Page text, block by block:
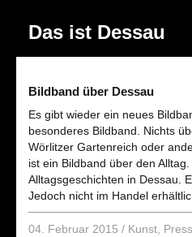
Das ist Dessau
Bildband über Dessau
Es gibt wieder ein neues
besonderes Bildband. Nichts
Wörlitzer Gartenreich oder
ist ein Bildband über den
Alltagsgeschichten in Dessau.
Jedoch nicht im Handel
04. Februar 2015 / Kunst